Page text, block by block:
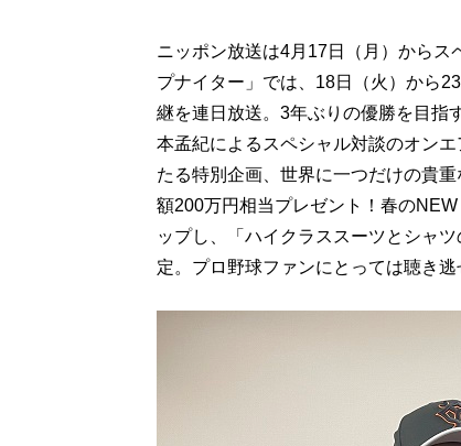
ニッポン放送は4月17日（月）からス
プナイター」では、18日（火）から
継を連日放送。3年ぶりの優勝を目指
本孟紀によるスペシャル対談のオン
たる特別企画、世界に一つだけの貴
額200万円相当プレゼント！春の
ップし、「ハイクラススーツとシャ
定。プロ野球ファンにとっては聴き